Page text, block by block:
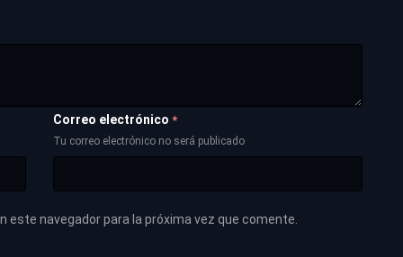
Correo electrónico *
Tu correo electrónico no será publicado
este navegador para la próxima vez que comente.